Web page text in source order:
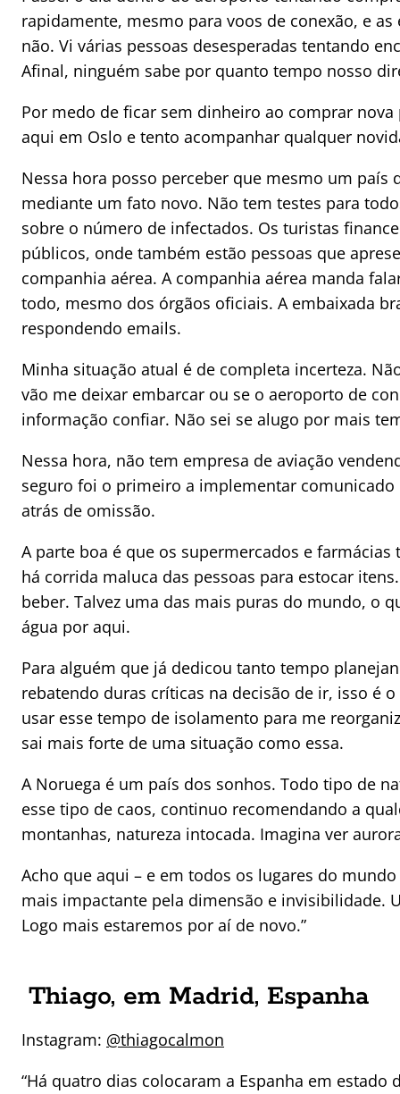
rapidamente, mesmo para voos de conexão, e
não. Vi várias pessoas desesperadas tentando
Afinal, ninguém sabe por quanto tempo nosso
Por medo de ficar sem dinheiro ao comprar
aqui em Oslo e tento acompanhar qualquer
Nessa hora posso perceber que mesmo um
mediante um fato novo. Não tem testes para
sobre o número de infectados. Os turistas
públicos, onde também estão pessoas que
companhia aérea. A companhia aérea manda
todo, mesmo dos órgãos oficiais. A embaixada
respondendo emails.
Minha situação atual é de completa incerteza.
vão me deixar embarcar ou se o aeroporto de
informação confiar. Não sei se alugo por mais
Nessa hora, não tem empresa de aviação
seguro foi o primeiro a implementar
atrás de omissão.
A parte boa é que os supermercados e
há corrida maluca das pessoas para estocar
beber. Talvez uma das mais puras do mundo, o
água por aqui.
Para alguém que já dedicou tanto tempo
rebatendo duras críticas na decisão de ir, isso é
usar esse tempo de isolamento para me
sai mais forte de uma situação como essa.
A Noruega é um país dos sonhos. Todo tipo de
esse tipo de caos, continuo recomendando a
montanhas, natureza intocada. Imagina ver
Acho que aqui – e em todos os lugares do
mais impactante pela dimensão e invisibilidade.
Logo mais estaremos por aí de novo.”
Thiago, em Madrid, Espanha
Instagram: @thiagocalmon
“Há quatro dias colocaram a Espanha em